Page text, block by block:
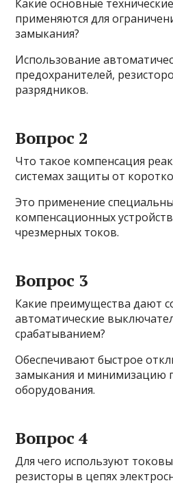
Какие основные
применяются для
замыкания?
Использование
предохранителей,
разрядников.
Вопрос 2
Что такое компенсация
системах защиты от
Это применение
компенсационных
чрезмерных токов.
Вопрос 3
Какие преимущества дают
автоматические
срабатыванием?
Обеспечивают быстрое
замыкания и минимизацию
оборудования.
Вопрос 4
Для чего используют
резисторы в цепях